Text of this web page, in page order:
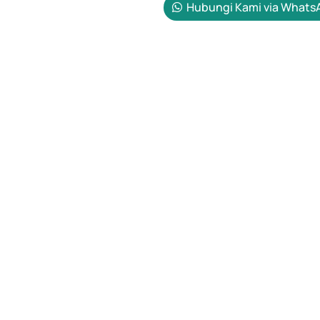
Hubungi Kami via